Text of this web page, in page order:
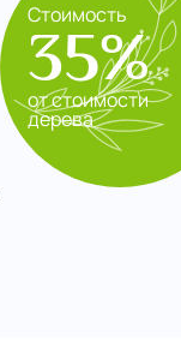
Стоимость
35%
от стоимости
дерева